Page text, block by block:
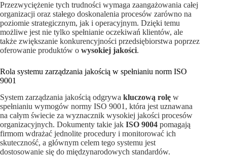
Przezwyciężenie tych trudności wymaga zaangażowania całej
organizacji oraz stałego doskonalenia procesów zarówno na
poziomie strategicznym, jak i operacyjnym. Dzięki temu
możliwe jest nie tylko spełnianie oczekiwań klientów, ale
także zwiększanie konkurencyjności przedsiębiorstwa poprzez
oferowanie produktów o wysokiej jakości.
Rola systemu zarządzania jakością w spełnianiu norm ISO
9001
System zarządzania jakością odgrywa kluczową rolę w
spełnianiu wymogów normy ISO 9001, która jest uznawana
na całym świecie za wyznacznik wysokiej jakości procesów
organizacyjnych. Dokumenty takie jak ISO 9004 pomagają
firmom wdrażać jednolite procedury i monitorować ich
skuteczność, a głównym celem tego systemu jest
dostosowanie się do międzynarodowych standardów.